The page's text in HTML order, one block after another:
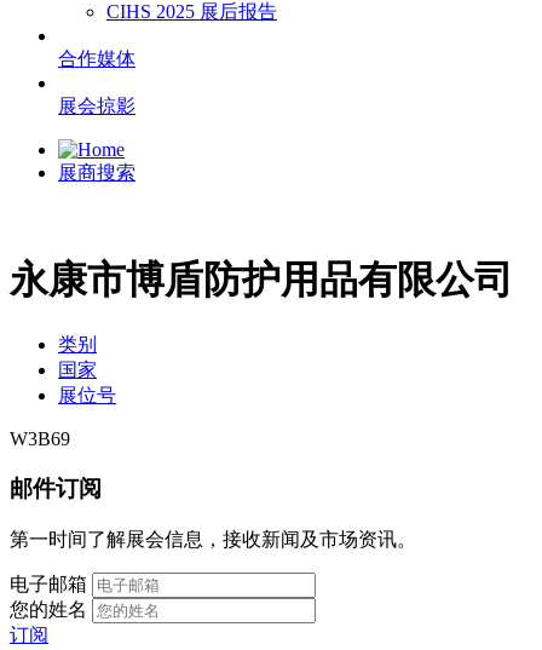
CIHS 2025 展后报告
合作媒体
展会掠影
展商搜索
永康市博盾防护用品有限公司
类别
国家
展位号
W3B69
邮件订阅
第一时间了解展会信息，接收新闻及市场资讯。
电子邮箱
您的姓名
订阅